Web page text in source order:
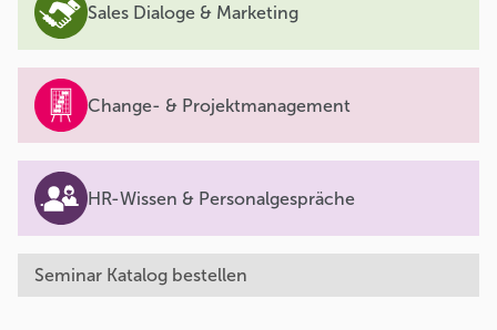
Sales Dialoge & Marketing
Change- & Projektmanagement
HR-Wissen & Personalgespräche
Seminar Katalog bestellen